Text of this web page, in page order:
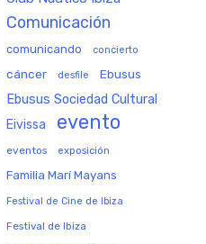
Comunicación
comunicando concierto
cáncer desfile Ebusus
Ebusus Sociedad Cultural
Eivissa evento
eventos exposición
Familia Marí Mayans
Festival de Cine de Ibiza
Festival de Ibiza